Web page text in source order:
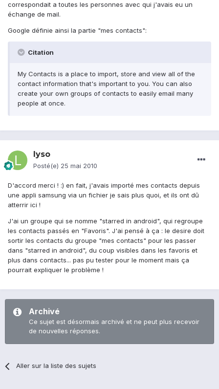
correspondait a toutes les personnes avec qui j'avais eu un
échange de mail.
Google définie ainsi la partie "mes contacts":
Citation
My Contacts is a place to import, store and view all of the
contact information that's important to you. You can also
create your own groups of contacts to easily email many
people at once.
lyso
Posté(e) 25 mai 2010
D'accord merci ! :) en fait, j'avais importé mes contacts depuis
une appli samsung via un fichier je sais plus quoi, et ils ont dû
atterrir ici !
J'ai un groupe qui se nomme "starred in android", qui regroupe
les contacts passés en "Favoris". J'ai pensé à ça : le desire doit
sortir les contacts du groupe "mes contacts" pour les passer
dans "starred in android", du coup visibles dans les favoris et
plus dans contacts... pas pu tester pour le moment mais ça
pourrait expliquer le problème !
Archivé
Ce sujet est désormais archivé et ne peut plus recevoir
de nouvelles réponses.
Aller sur la liste des sujets